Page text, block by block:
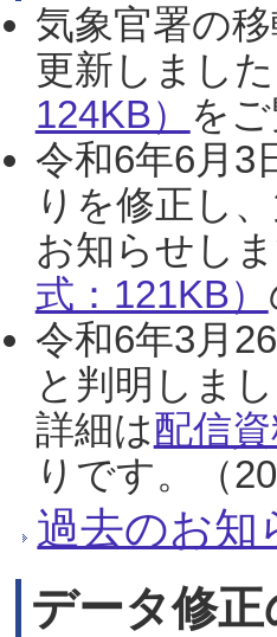
気象官署の
更新しまし
124KB） を
令和6年6月3
りを修正し
お知らせし
式：121KB）
令和6年3月
と判明しま
詳細は配信
りです。（
過去のお知
データ修